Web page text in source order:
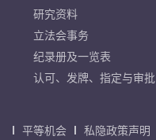
研究资料
立法会事务
纪录册及一览表
认可、发牌、指定与审批
平等机会 私隐政策声明